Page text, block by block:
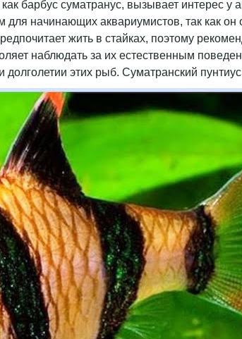
барбус суматранус, вызывает интерес
для начинающих аквариумистов, так как
жить в стайках, поэтому
наблюдать за их естественным
этих рыб. Суматранский